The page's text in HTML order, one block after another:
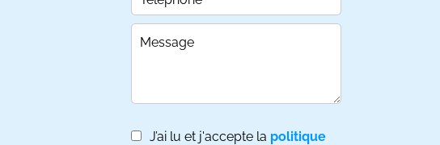
J’ai lu et j'accepte la politique